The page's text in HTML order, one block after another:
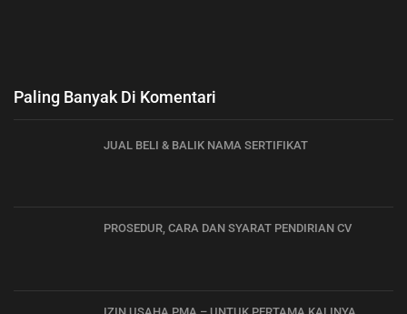
Paling Banyak Di Komentari
JUAL BELI & BALIK NAMA SERTIFIKAT
PROSEDUR, CARA DAN SYARAT PENDIRIAN CV